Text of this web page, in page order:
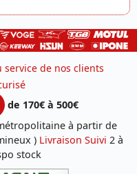
service de nos clients
de 170€ à 500€
à partir de
) Livraison Suivi 2 à
stock